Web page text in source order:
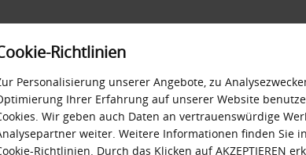
LOYALTY SELF-SERVICES
Richtlinien
Personalisierung unserer Angebote, zu
Ihrer Erfahrung auf unserer Website
Wir geben auch Daten an vertrauenswürdige
weiter. Weitere Informationen finden Sie
Richtlinien. Durch das Klicken auf AKZEPTIEREN